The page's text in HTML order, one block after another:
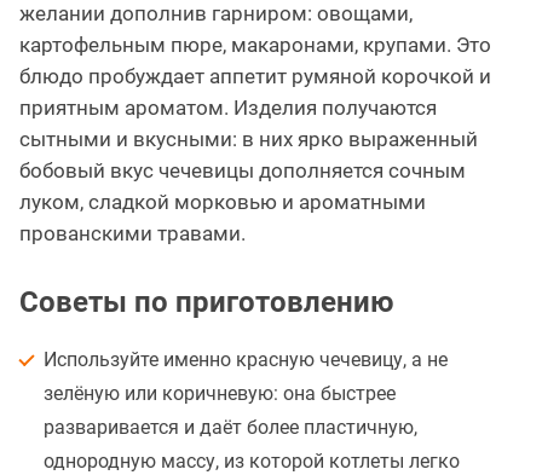
желании дополнив гарниром: овощами,
картофельным пюре, макаронами, крупами. Это
блюдо пробуждает аппетит румяной корочкой и
приятным ароматом. Изделия получаются
сытными и вкусными: в них ярко выраженный
бобовый вкус чечевицы дополняется сочным
луком, сладкой морковью и ароматными
прованскими травами.
Советы по приготовлению
Используйте именно красную чечевицу, а не
зелёную или коричневую: она быстрее
разваривается и даёт более пластичную,
однородную массу, из которой котлеты легко